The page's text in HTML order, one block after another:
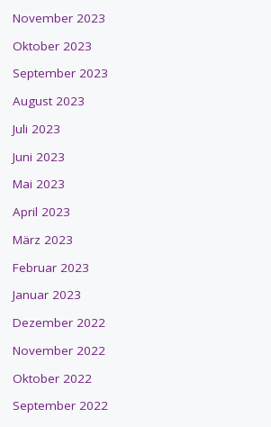
November 2023
Oktober 2023
September 2023
August 2023
Juli 2023
Juni 2023
Mai 2023
April 2023
März 2023
Februar 2023
Januar 2023
Dezember 2022
November 2022
Oktober 2022
September 2022